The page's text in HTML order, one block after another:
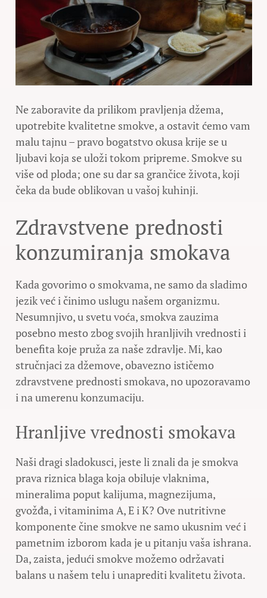
Ne zaboravite da prilikom pravljenja džema,
upotrebite kvalitetne smokve, a ostavit ćemo vam
malu tajnu – pravo bogatstvo okusa krije se u
ljubavi koja se uloži tokom pripreme. Smokve su
više od ploda; one su dar sa grančice života, koji
čeka da bude oblikovan u vašoj kuhinji.
Zdravstvene prednosti
konzumiranja smokava
Kada govorimo o smokvama, ne samo da sladimo
jezik već i činimo uslugu našem organizmu.
Nesumnjivo, u svetu voća, smokva zauzima
posebno mesto zbog svojih hranljivih vrednosti i
benefita koje pruža za naše zdravlje. Mi, kao
stručnjaci za džemove, obavezno ističemo
zdravstvene prednosti smokava, no upozoravamo
i na umerenu konzumaciju.
Hranljive vrednosti smokava
Naši dragi sladokusci, jeste li znali da je smokva
prava riznica blaga koja obiluje vlaknima,
mineralima poput kalijuma, magnezijuma,
gvožđa, i vitaminima A, E i K? Ove nutritivne
komponente čine smokve ne samo ukusnim već i
pametnim izborom kada je u pitanju vaša ishrana.
Da, zaista, jedući smokve možemo održavati
balans u našem telu i unaprediti kvalitetu života.